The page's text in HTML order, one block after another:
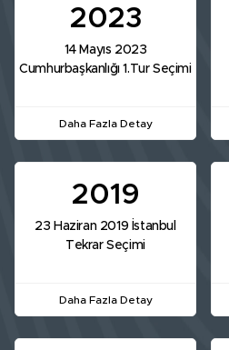
2023
14 Mayıs 2023
Cumhurbaşkanlığı 1.Tur Seçimi
Daha Fazla Detay
2019
23 Haziran 2019 İstanbul
Tekrar Seçimi
Daha Fazla Detay